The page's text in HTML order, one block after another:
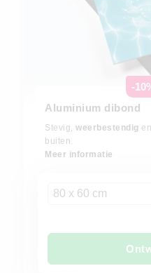
-
Aluminium dibond
Stevig, weerbestendig
buiten.
Meer informatie
80 x 60 cm